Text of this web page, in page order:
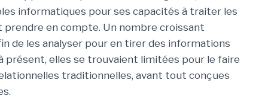
informatiques pour ses capacités à traiter les
en compte. Un nombre croissant
de les analyser pour en tirer des informations
présent, elles se trouvaient limitées pour le faire
traditionnelles, avant tout conçues